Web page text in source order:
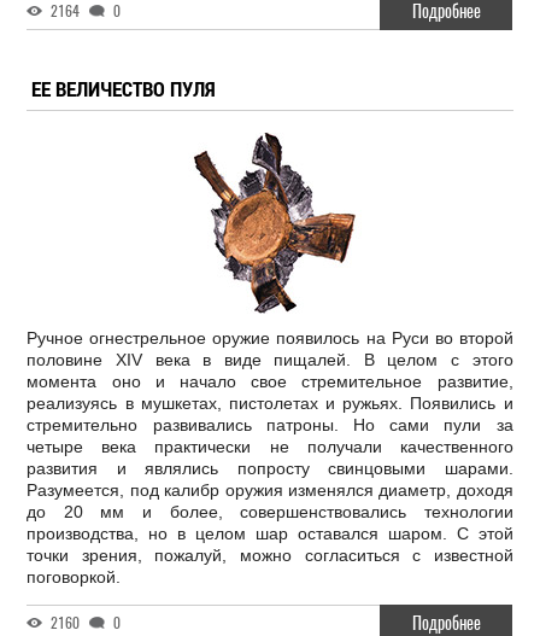
2164 0 Подробнее
ЕЕ ВЕЛИЧЕСТВО ПУЛЯ
Ручное огнестрельное оружие появилось на Руси во второй
половине XIV века в виде пищалей. В целом с этого
момента оно и начало свое стремительное развитие,
реализуясь в мушкетах, пистолетах и ружьях. Появились и
стремительно развивались патроны. Но сами пули за
четыре века практически не получали качественного
развития и являлись попросту свинцовыми шарами.
Разумеется, под калибр оружия изменялся диаметр, доходя
до 20 мм и более, совершенствовались технологии
производства, но в целом шар оставался шаром. С этой
точки зрения, пожалуй, можно согласиться с известной
поговоркой.
2160 0 Подробнее